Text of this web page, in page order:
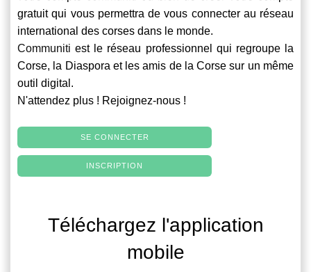
gratuit qui vous permettra de vous connecter au réseau
international des corses dans le monde.
Communiti est le réseau professionnel qui regroupe la
Corse, la Diaspora et les amis de la Corse sur un même
outil digital.
N'attendez plus ! Rejoignez-nous !
SE CONNECTER
INSCRIPTION
Téléchargez l'application
mobile